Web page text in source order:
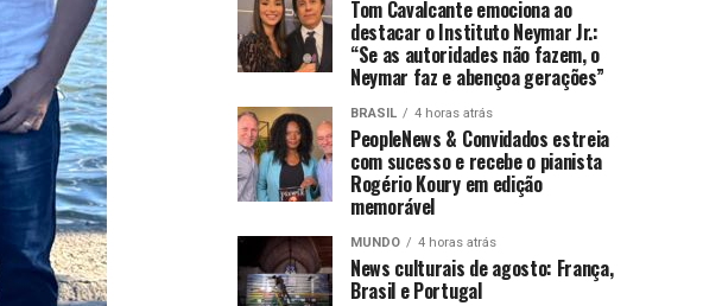
Tom Cavalcante emociona ao
destacar o Instituto Neymar Jr.:
“Se as autoridades não fazem, o
Neymar faz e abençoa gerações”
BRASIL 4 horas atrás
PeopleNews & Convidados estreia
com sucesso e recebe o pianista
Rogério Koury em edição
memorável
MUNDO 4 horas atrás
News culturais de agosto: França,
Brasil e Portugal